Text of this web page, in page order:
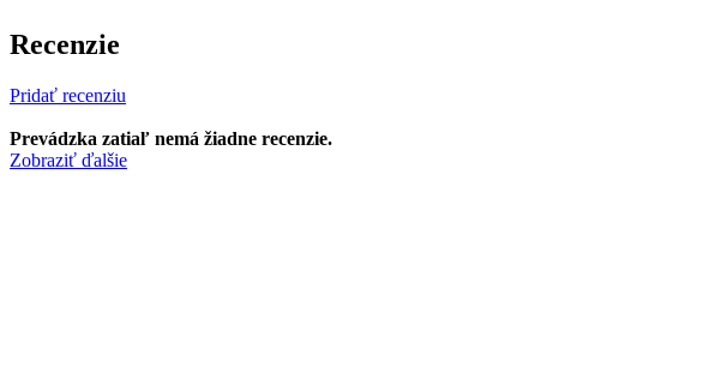
Recenzie
Pridať recenziu
Prevádzka zatiaľ nemá žiadne recenzie.
Zobraziť ďalšie